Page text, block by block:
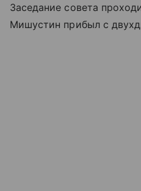
Заседание совета
Мишустин прибыл с